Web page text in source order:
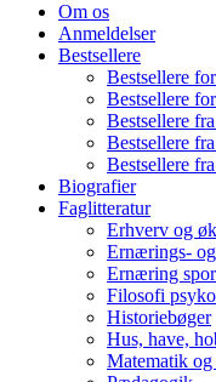
Om os
Anmeldelser
Bestsellere
Bestsellere
Bestsellere
Bestsellere
Bestsellere
Bestsellere
Biografier
Faglitteratur
Erhverv og
Ernærings- og
Ernæring
Filosofi
Historiebøger
Hus, have,
Matematik og